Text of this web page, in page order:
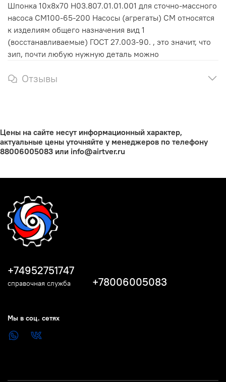
Шпонка 10х8х70 Н03.807.01.01.001 для сточно-массного
насоса СМ100-65-200 Насосы (агрегаты) СМ относятся
к изделиям общего назначения вид 1
(восстанавливаемые) ГОСТ 27.003-90. , это значит, что
зип, почти любую нужную деталь можно
Отзывы
Цены на сайте несут информационный характер,
актуальные цены уточняйте у менеджеров по телефону
88006005083 или info@airtver.ru
+74952751747
справочная служба +78006005083
Мы в соц. сетях